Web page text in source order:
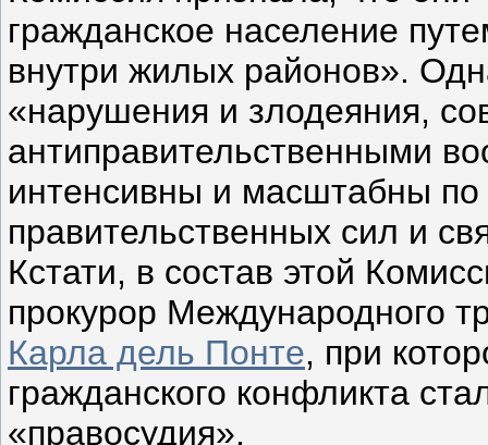
гражданское население
внутри жилых районов».
«нарушения и злодеяния,
антиправительственными
интенсивны и масштабны
правительственных сил и
Кстати, в состав этой
прокурор Международного
Карла дель Понте, при
гражданского конфликта
«правосудия».